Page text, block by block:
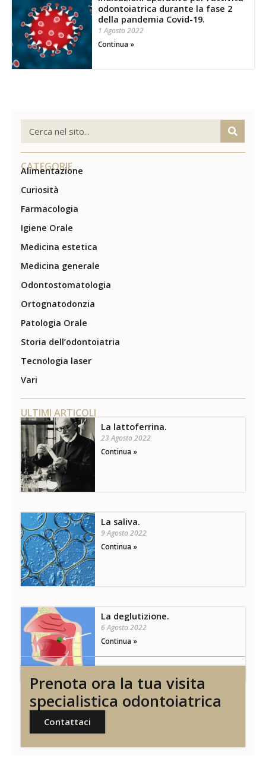
odontoiatrica durante la fase 2
della pandemia Covid-19.
1 Agosto 2022
Continua »
CATEGORIE
Alimentazione
Curiosità
Farmacologia
Igiene Orale
Medicina estetica
Medicina generale
Odontostomatologia
Ortognatodonzia
Patologia Orale
Storia dell’odontoiatria
Tecnologia laser
Vari
ULTIMI ARTICOLI
La lattoferrina.
23 Agosto 2022
Continua »
La saliva.
9 Agosto 2022
Continua »
La deglutizione.
6 Agosto 2022
Continua »
Prenota ora la tua visita
specialistica odontoiatrica
Contattaci